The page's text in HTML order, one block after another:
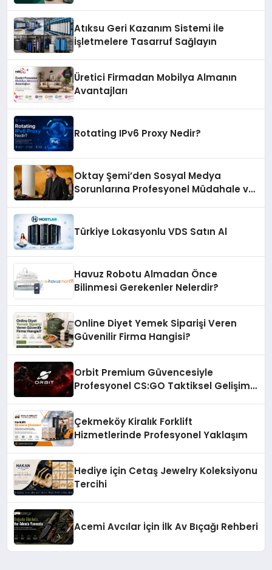
Atıksu Geri Kazanım Sistemi İle
İşletmelere Tasarruf Sağlayın
Üretici Firmadan Mobilya Almanın
Avantajları
Rotating IPv6 Proxy Nedir?
Oktay Şemi’den Sosyal Medya
Sorunlarına Profesyonel Müdahale ve
Türkiye Lokasyonlu VDS Satın Al
Havuz Robotu Almadan Önce
Bilinmesi Gerekenler Nelerdir?
Online Diyet Yemek Siparişi Veren
Güvenilir Firma Hangisi?
Orbit Premium Güvencesiyle
Profesyonel CS:GO Taktiksel Gelişim
Çekmeköy Kiralık Forklift
Hizmetlerinde Profesyonel Yaklaşım
Hediye için Cetaş Jewelry Koleksiyonu
Tercihi
Acemi Avcılar İçin İlk Av Bıçağı Rehberi